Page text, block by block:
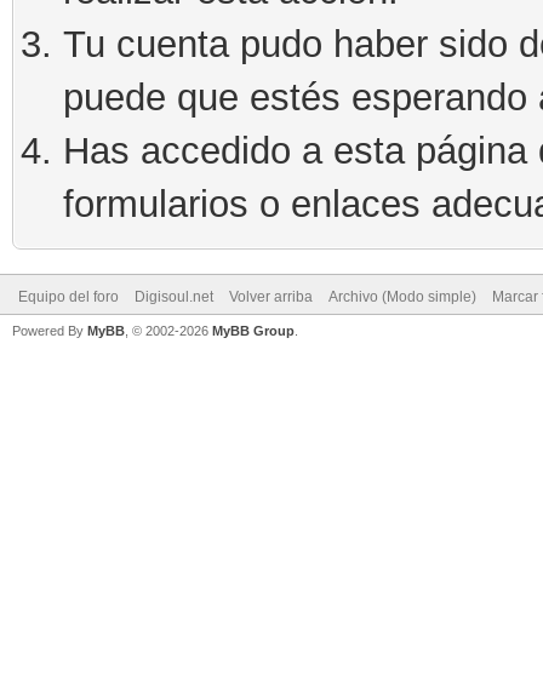
Tu cuenta pudo haber sido
puede que estés esperando
Has accedido a esta
formularios o enlaces
Equipo del foro Digisoul.net Volver arriba Archivo (Modo simple)
Powered By MyBB , © 2002-2026 MyBB Group